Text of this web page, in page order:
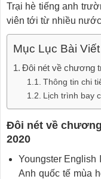
Trại hè tiếng anh
viên tới từ nhiều
Mục Lục Bài Viết
Đôi nét về chương
Thông tin chi
Lịch trình bay
Đôi nét về
2020
Youngster English
Anh quốc tế mùa